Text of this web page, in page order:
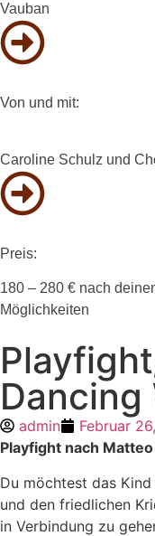
Vauban
Von und mit:
Caroline Schulz und
Preis:
180 – 280 € nach
Möglichkeiten
Dancing
admin
Februar
Playfight nach
Du möchtest das
und den friedlichen
in Verbindung zu